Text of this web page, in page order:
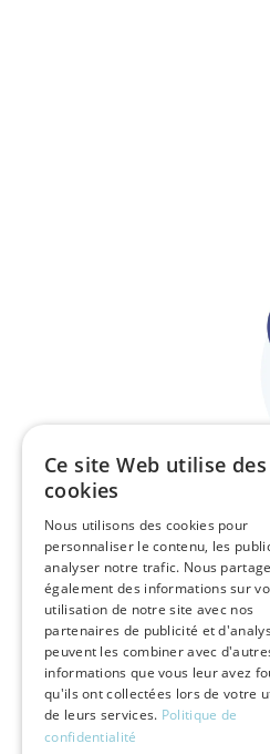
Ce site Web utilise des
cookies
Nous utilisons des cookies pour
personnaliser le contenu, les
analyser notre trafic. Nous
également des informations sur
utilisation de notre site avec nos
partenaires de publicité et
peuvent les combiner avec
informations que vous leur avez
qu'ils ont collectées lors de votre
de leurs services. Politique de
confidentialité